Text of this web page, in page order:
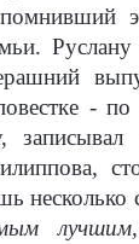
-
несколько